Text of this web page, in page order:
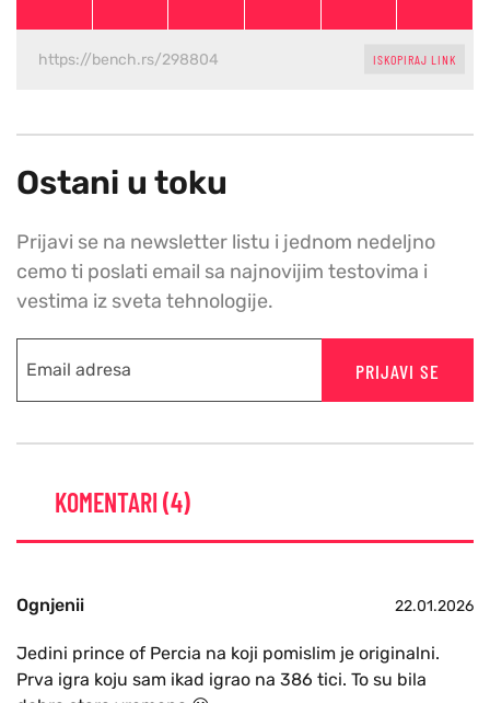
ISKOPIRAJ LINK
Ostani u toku
Prijavi se na newsletter listu i jednom nedeljno
cemo ti poslati email sa najnovijim testovima i
vestima iz sveta tehnologije.
PRIJAVI SE
KOMENTARI (4)
Ognjenii 22.01.2026
Jedini prince of Percia na koji pomislim je originalni.
Prva igra koju sam ikad igrao na 386 tici. To su bila